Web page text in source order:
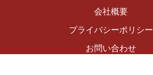
会社概要
プライバシーポリシー
お問い合わせ